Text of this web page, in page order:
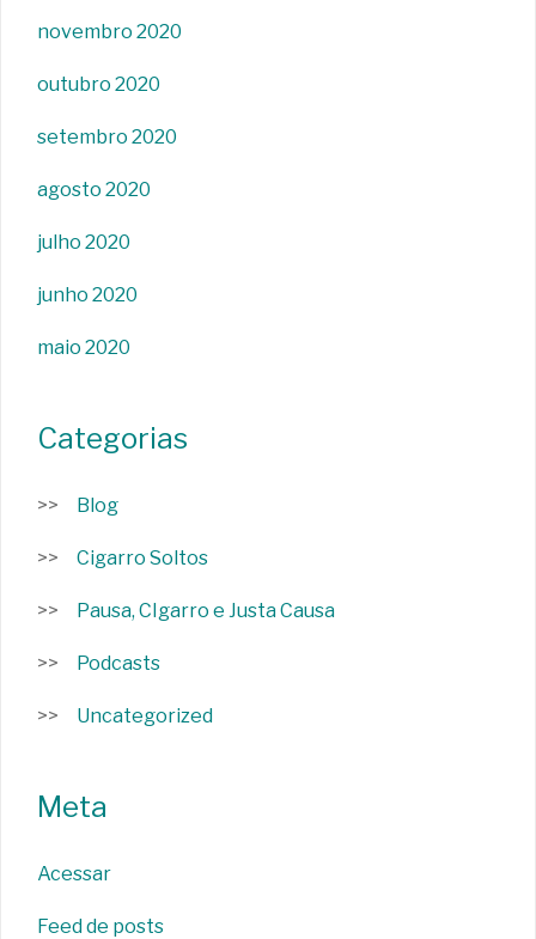
novembro 2020
outubro 2020
setembro 2020
agosto 2020
julho 2020
junho 2020
maio 2020
Categorias
Blog
Cigarro Soltos
Pausa, CIgarro e Justa Causa
Podcasts
Uncategorized
Meta
Acessar
Feed de posts